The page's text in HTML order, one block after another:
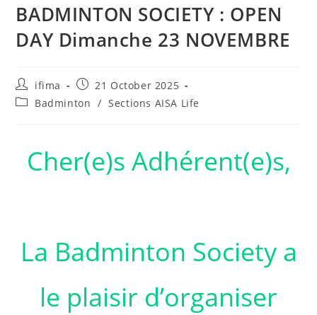
BADMINTON SOCIETY : OPEN
DAY Dimanche 23 NOVEMBRE
ifima
21 October 2025
Badminton / Sections AISA Life
Cher(e)s Adhérent(e)s,
La Badminton Society a
le plaisir d’organiser